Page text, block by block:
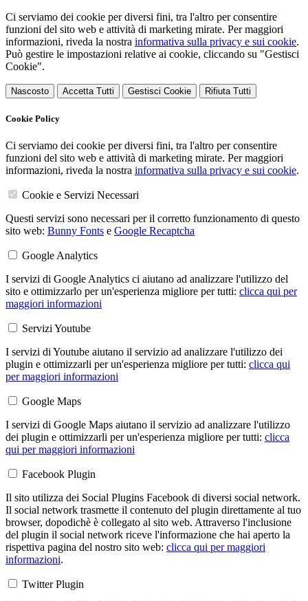
Ci serviamo dei cookie per diversi fini, tra l'altro per consentire
funzioni del sito web e attività di marketing mirate. Per maggiori
informazioni, riveda la nostra informativa sulla privacy e sui cookie.
Può gestire le impostazioni relative ai cookie, cliccando su "Gestisci
Cookie".
Nascosto Accetta Tutti Gestisci Cookie Rifiuta Tutti
Cookie Policy
Ci serviamo dei cookie per diversi fini, tra l'altro per consentire
funzioni del sito web e attività di marketing mirate. Per maggiori
informazioni, riveda la nostra informativa sulla privacy e sui cookie.
Cookie e Servizi Necessari
Questi servizi sono necessari per il corretto funzionamento di questo
sito web: Bunny Fonts e Google Recaptcha
Google Analytics
I servizi di Google Analytics ci aiutano ad analizzare l'utilizzo del
sito e ottimizzarlo per un'esperienza migliore per tutti: clicca qui per
maggiori informazioni
Servizi Youtube
I servizi di Youtube aiutano il servizio ad analizzare l'utilizzo dei
plugin e ottimizzarli per un'esperienza migliore per tutti: clicca qui
per maggiori informazioni
Google Maps
I servizi di Google Maps aiutano il servizio ad analizzare l'utilizzo
dei plugin e ottimizzarli per un'esperienza migliore per tutti: clicca
qui per maggiori informazioni
Facebook Plugin
Il sito utilizza dei Social Plugins Facebook di diversi social network.
Il social network trasmette il contenuto del plugin direttamente al tuo
browser, dopodichè è collegato al sito web. Attraverso l'inclusione
del plugin il social network riceve l'informazione che hai aperto la
rispettiva pagina del nostro sito web: clicca qui per maggiori
informazioni.
Twitter Plugin